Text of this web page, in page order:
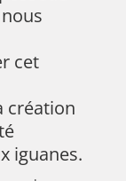
cet
création
iguanes.